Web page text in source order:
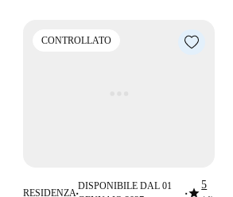
CONTROLLATO
RESIDENZA■
DISPONIBILE DAL 01
■star5